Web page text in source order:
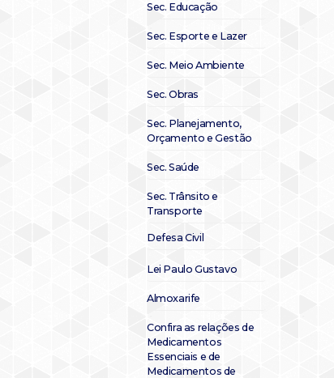
Sec. Educação
Sec. Esporte e Lazer
Sec. Meio Ambiente
Sec. Obras
Sec. Planejamento,
Orçamento e Gestão
Sec. Saúde
Sec. Trânsito e
Transporte
Defesa Civil
Lei Paulo Gustavo
Almoxarife
Confira as relações de
Medicamentos
Essenciais e de
Medicamentos de